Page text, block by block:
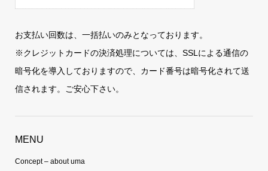
お支払い回数は、一括払いのみとなっております。
※クレジットカードの決済処理については、SSLによる通信の
暗号化を導入しておりますので、カード番号は暗号化されて送
信されます。ご安心下さい。
MENU
Concept – about uma